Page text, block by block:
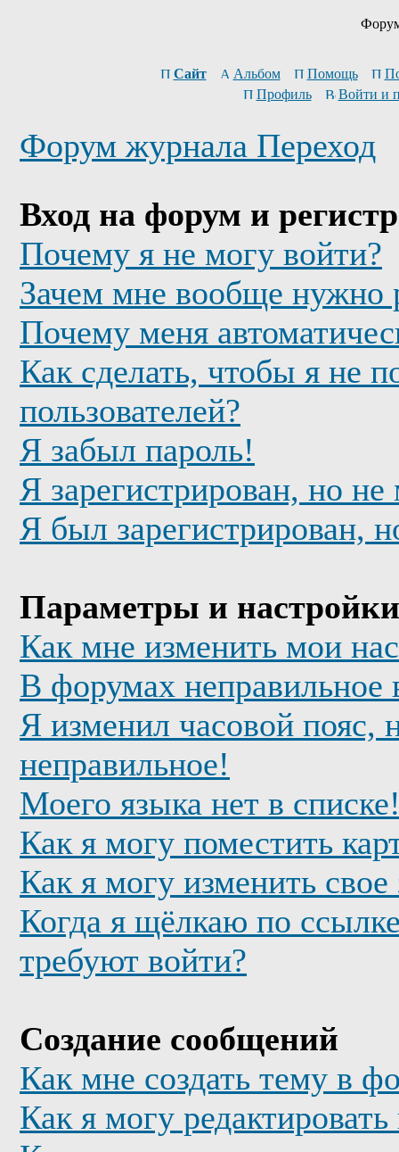
Сайт Альбом Помощь
Профиль
Войти и
Форум журнала Переход
Вход на форум и
Почему я не могу войти?
Зачем мне вообще нужно
Почему меня
Как сделать, чтобы я не
пользователей?
Я забыл пароль!
Я зарегистрирован, но
Я был зарегистрирован,
Параметры и настройки
Как мне изменить мои
В форумах неправильное
Я изменил часовой пояс,
неправильное!
Моего языка нет в
Как я могу поместить
Как я могу изменить свое
Когда я щёлкаю по
требуют войти?
Создание сообщений
Как мне создать тему в
Как я могу